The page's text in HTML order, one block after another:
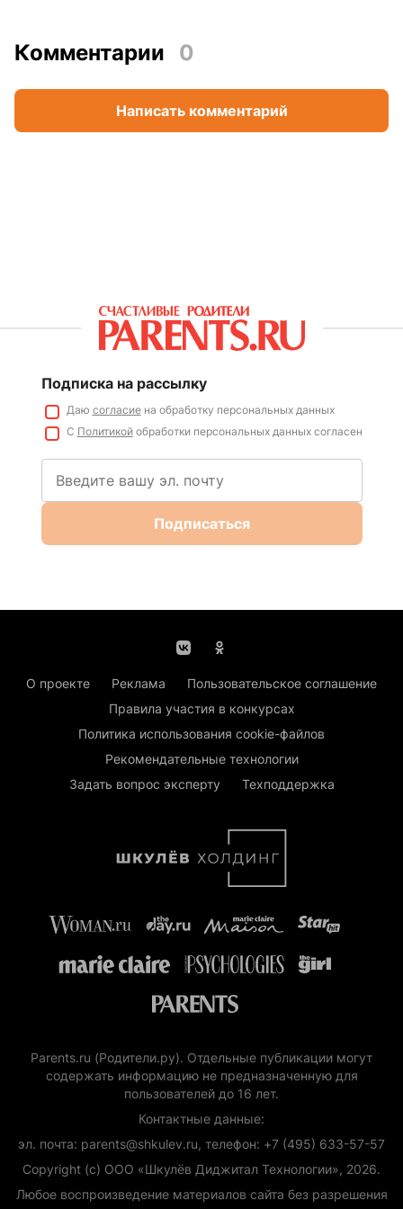
Комментарии 0
Написать комментарий
Подписка на рассылку
Даю согласиена обработку персональных данных
С Политикойобработки персональных данных согласен
Подписаться
О проекте Реклама
Пользовательское соглашение
Правила участия в конкурсах
Политика использования cookie-файлов
Рекомендательные технологии
Задать вопрос эксперту
Техподдержка
Parents.ru (Родители.ру). Отдельные публикации могут
содержать информацию не предназначенную для
пользователей до 16 лет.
Контактные данные:
эл. почта: parents@shkulev.ru, телефон: +7 (495) 633-57-57
Copyright (с) ООО «Шкулёв Диджитал Технологии», 2026.
Любое воспроизведение материалов сайта без разрешения